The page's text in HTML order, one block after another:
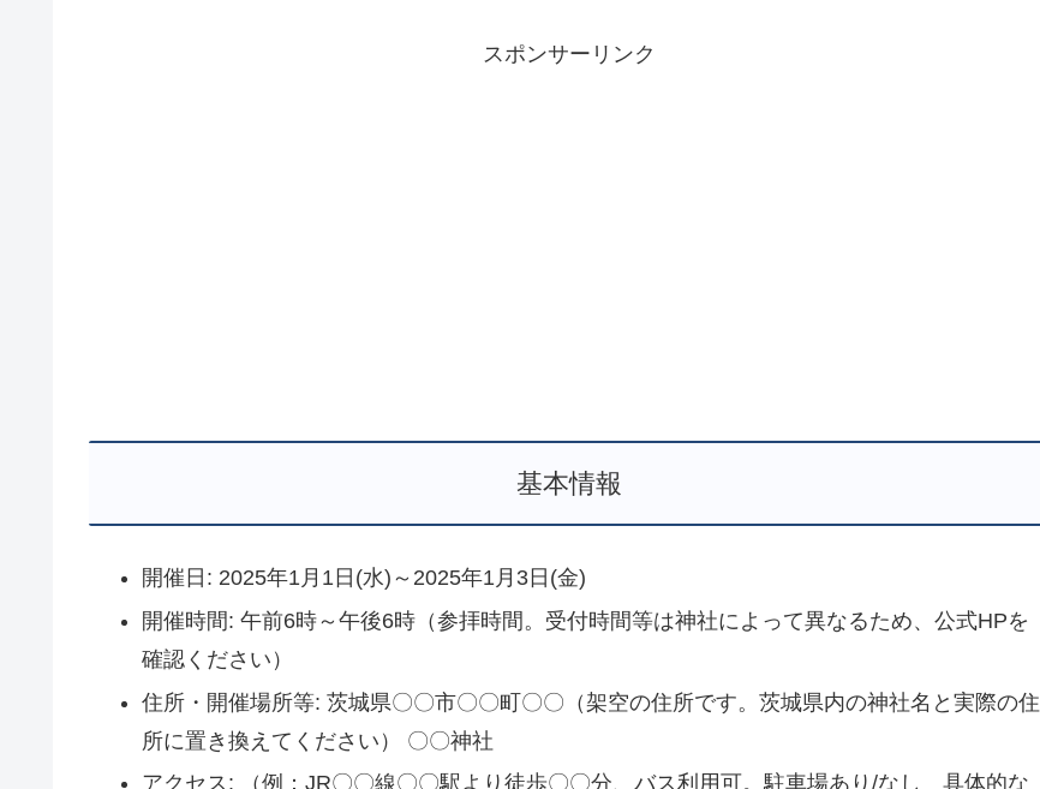
スポンサーリンク
基本情報
開催日: 2025年1月1日(水)～2025年1月3日(金)
開催時間: 午前6時～午後6時（参拝時間。受付時間等は神社によって異なるため、公式HPを
確認ください）
住所・開催場所等: 茨城県〇〇市〇〇町〇〇（架空の住所です。茨城県内の神社名と実際の住
所に置き換えてください） 〇〇神社
アクセス: （例：JR〇〇線〇〇駅より徒歩〇〇分、バス利用可。駐車場あり/なし 具体的な